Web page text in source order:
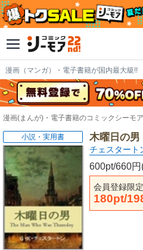
漫画（マンガ）・電子書籍が国内最大級!!
漫画(まんが)・電子書籍のコミックシーモ
木曜日の男
チェスタート
600pt/660
会員登録限
180pt/
小説・実用書